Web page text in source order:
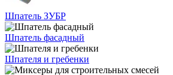
Шпатель ЗУБР
Шпатель фасадный
Шпателя и гребенки